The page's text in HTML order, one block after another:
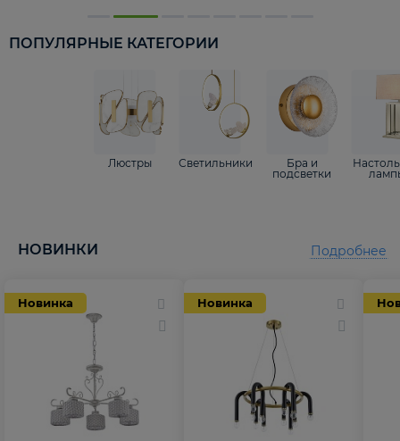
ПОПУЛЯРНЫЕ КАТЕГОРИИ
Люстры Светильники
Бра и
подсветки
НОВИНКИ
Новинка Новинка
Подробнее